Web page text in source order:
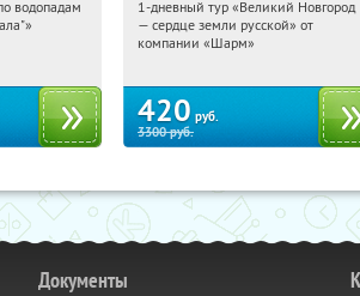
Купили:
водопадам
03:45:34 Купили:22
Достоевская
1-дневный тур «Великий Новгород
— сердце земли русской» от
компании «Шарм»
420 руб.
3300руб.
Документы